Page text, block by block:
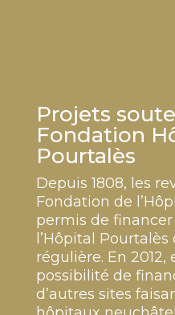
Projets
Fondation
Pourtalès
Depuis 1808, les
Fondation de
permis de
l’Hôpital
régulière. En 2012,
possibilité de
d’autres sites